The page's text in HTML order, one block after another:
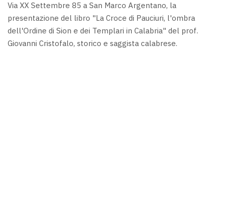
Via XX Settembre 85 a San Marco Argentano, la
presentazione del libro "La Croce di Pauciuri, l'ombra
dell'Ordine di Sion e dei Templari in Calabria" del prof.
Giovanni Cristofalo, storico e saggista calabrese.